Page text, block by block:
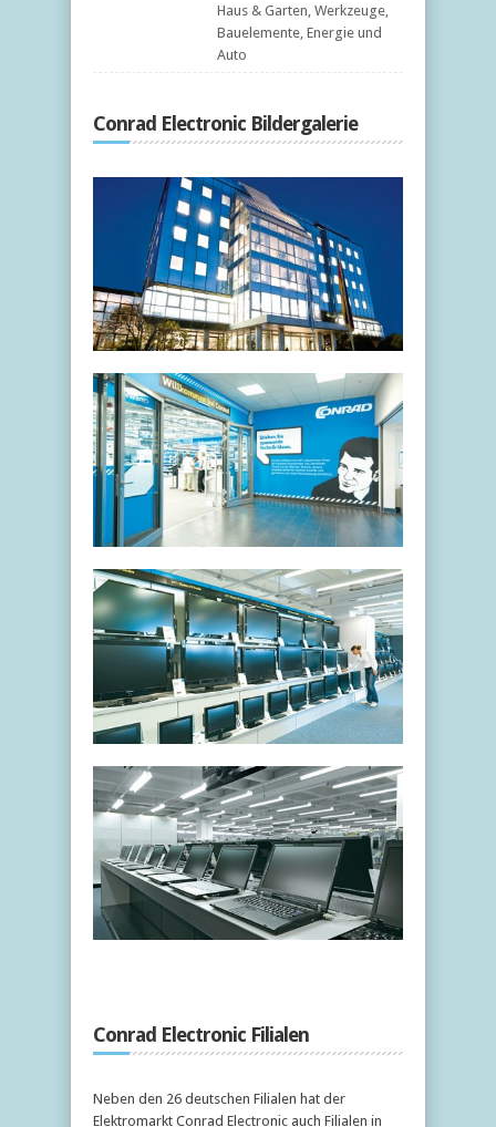
Haus & Garten, Werkzeuge,
Bauelemente, Energie und
Auto
Conrad Electronic Bildergalerie
Conrad Electronic Filialen
Neben den 26 deutschen Filialen hat der
Elektromarkt Conrad Electronic auch Filialen in